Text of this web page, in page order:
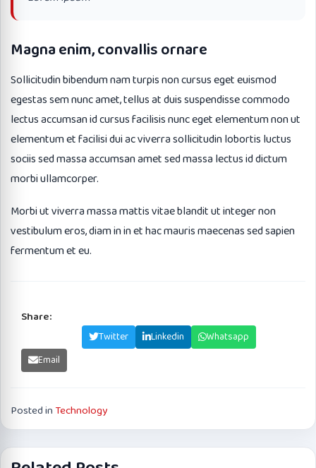
Magna enim, convallis ornare
Sollicitudin bibendum nam turpis non cursus eget euismod
egestas sem nunc amet, tellus at duis suspendisse commodo
lectus accumsan id cursus facilisis nunc eget elementum non ut
elementum et facilisi dui ac viverra sollicitudin lobortis luctus
sociis sed massa accumsan amet sed massa lectus id dictum
morbi ullamcorper.
Morbi ut viverra massa mattis vitae blandit ut integer non
vestibulum eros, diam in in et hac mauris maecenas sed sapien
fermentum et eu.
Share:
Twitter Linkedin
Whatsapp
Email
Posted in Technology